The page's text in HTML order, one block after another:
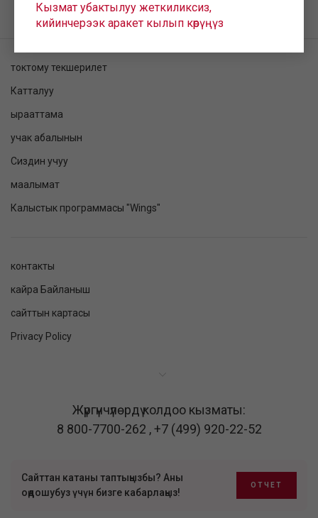
Кызмат убактылуу жеткиликсиз,
кийинчерээк аракет кылып көрүңүз
токтому текшерилет
Катталуу
ырааттама
учак абалынын
Сиздин учуу
маалымат
Калыстык программасы "Wings"
контакты
кайра Байланыш
сайттын картасы
Privacy Policy
Жүргүнчүлөрдү колдоо кызматы:
8 800-7700-262 ,+7 (499) 920-22-52
Сайттан катаны таптыңызбы? Аны
оңдошубуз үчүн бизге кабарлаңыз!
ОТЧЕТ